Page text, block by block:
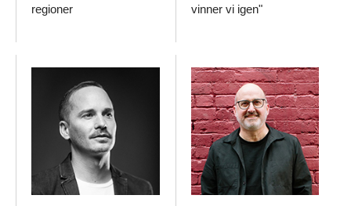
regioner
vinner vi igen"